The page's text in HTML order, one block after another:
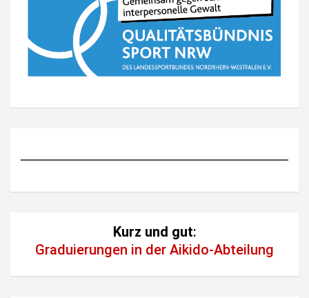
Kurz und gut:
Graduierungen in der Aikido-Abteilung